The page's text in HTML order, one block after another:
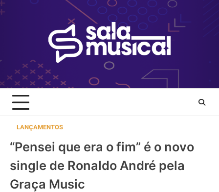
Skip
to
LANÇAMENTOS
“Pensei que era o fim” é o novo
single de Ronaldo André pela
Graça Music